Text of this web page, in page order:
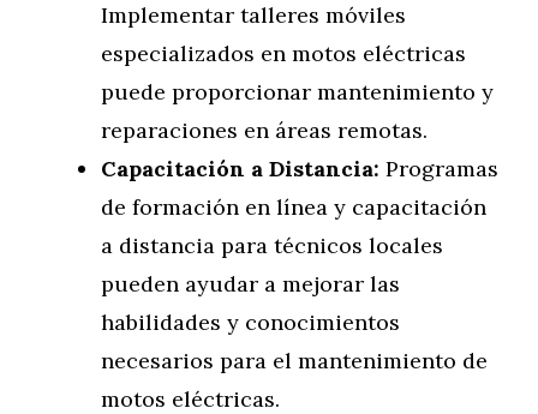
Implementar talleres móviles
especializados en motos eléctricas
puede proporcionar mantenimiento y
reparaciones en áreas remotas.
Capacitación a Distancia: Programas
de formación en línea y capacitación
a distancia para técnicos locales
pueden ayudar a mejorar las
habilidades y conocimientos
necesarios para el mantenimiento de
motos eléctricas.